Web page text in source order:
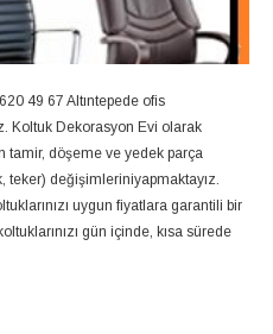
49 67 Altıntepede ofis
Koltuk Dekorasyon Evi olarak
tamir, döşeme ve yedek parça
değişimleriniyapmaktayız.
uygun fiyatlara garantili bir
gün içinde, kısa sürede